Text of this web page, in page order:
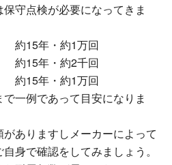
守点検が必要になってきま
15年・約1万回
15年・約2千回
年・約1万回
一例であって目安になりま
ありますしメーカーによって
身で確認をしてみましょう。